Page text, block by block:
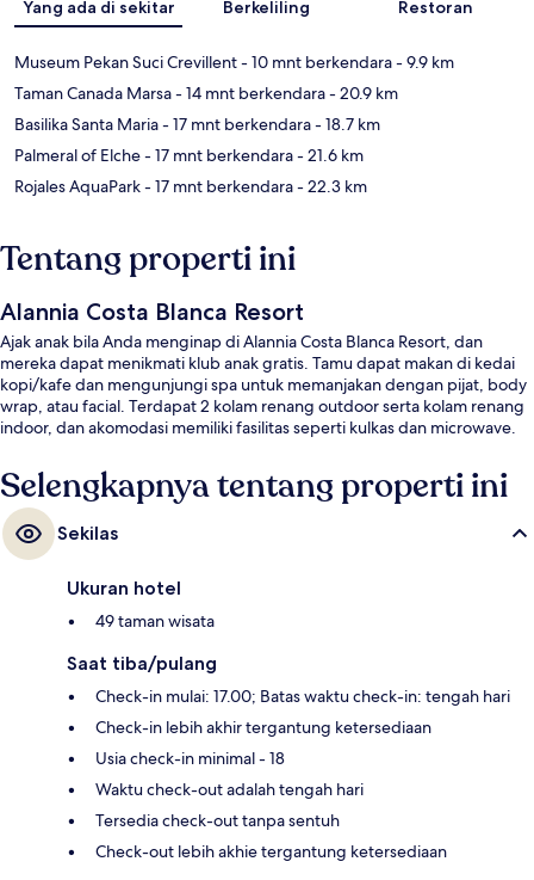
Yang ada di sekitar Berkeliling Restoran
Museum Pekan Suci Crevillent- 10 mnt berkendara- 9.9 km
Taman Canada Marsa- 14 mnt berkendara- 20.9 km
Basilika Santa Maria- 17 mnt berkendara- 18.7 km
Palmeral of Elche- 17 mnt berkendara- 21.6 km
Rojales AquaPark- 17 mnt berkendara- 22.3 km
Tentang properti ini
Alannia Costa Blanca Resort
Ajak anak bila Anda menginap di Alannia Costa Blanca Resort, dan
mereka dapat menikmati klub anak gratis. Tamu dapat makan di kedai
kopi/kafe dan mengunjungi spa untuk memanjakan dengan pijat, body
wrap, atau facial. Terdapat 2 kolam renang outdoor serta kolam renang
indoor, dan akomodasi memiliki fasilitas seperti kulkas dan microwave.
Selengkapnya tentang properti ini
Sekilas
Ukuran hotel
49 taman wisata
Saat tiba/pulang
Check-in mulai: 17.00; Batas waktu check-in: tengah hari
Check-in lebih akhir tergantung ketersediaan
Usia check-in minimal - 18
Waktu check-out adalah tengah hari
Tersedia check-out tanpa sentuh
Check-out lebih akhie tergantung ketersediaan